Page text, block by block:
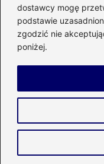
dostawcy mogę
podstawie
zgodzić nie
poniżej.
Meble i
Ogród(51)
Remont(78)
Copyright ©
Napisz do nas